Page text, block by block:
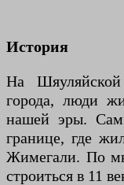
История
На
города, люди
нашей эры.
границе, где
Жимегали. По
строиться в 11